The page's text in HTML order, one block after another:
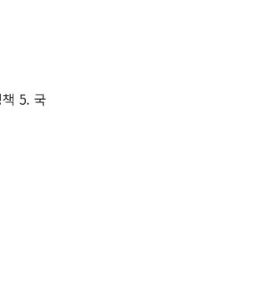
5. 국